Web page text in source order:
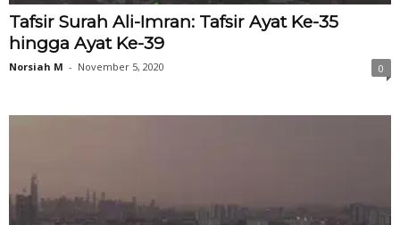
Tafsir Surah Ali-Imran: Tafsir Ayat Ke-35
hingga Ayat Ke-39
Norsiah M - November 5, 2020 0